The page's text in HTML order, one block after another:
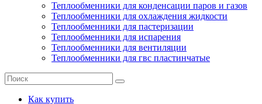
Теплообменники для конденсации паров и газов
Теплообменники для охлаждения жидкости
Теплообменники для пастеризации
Теплообменники для испарения
Теплообменники для вентиляции
Теплообменники для гвс пластинчатые
Как купить